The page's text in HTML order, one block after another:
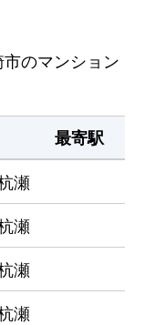
のマンション
最寄駅
瀬
瀬
瀬
瀬